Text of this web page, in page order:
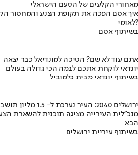
מאחורי הקלעים של הטעם הישראלי
לאומי?
בשיתוף אסם
אתם עוד לא שם? הטיסה למונדיאל כבר יצאה
יונדאי לוקחת אתכם לבמה הכי גדולה בעולם
בשיתוף יונדאי מבית כלמוביל
ירושלים 2040: העיר נערכת ל- 1.5 מליון תושבים
מנכ"לית העירייה מציגה תוכנית להשארת
הבא
בשיתוף עיריית ירושלים